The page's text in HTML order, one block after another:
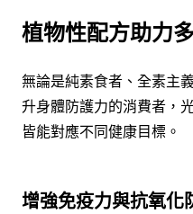
植物性配方助力
無論是純素食者、全素主
升身體防護力的消費者，
皆能對應不同健康目標。
增強免疫力與抗氧化